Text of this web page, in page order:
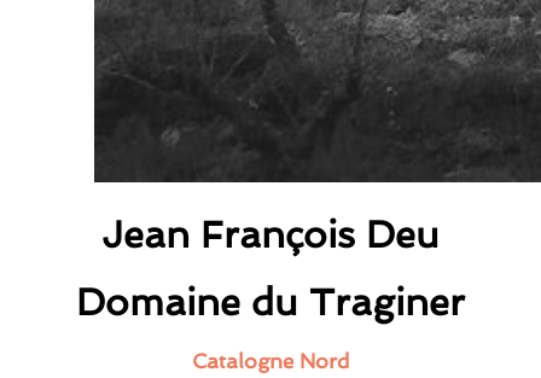
Jean François Deu
Domaine du Traginer
Catalogne Nord